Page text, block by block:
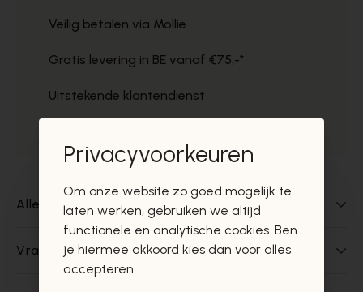
Veilig betalen via Mollie
Gratis levering in BE vanaf €75,-*
Uitstekende klantendienst
Alles over dit product
Vragen over dit product?
Privacyvoorkeuren
Om onze website zo goed mogelijk te
laten werken, gebruiken we altijd
functionele en analytische cookies. Ben
je hiermee akkoord kies dan voor alles
accepteren.